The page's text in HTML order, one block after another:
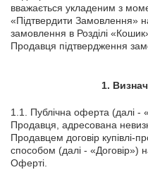
вважається укладеним з
«Підтвердити Замовлення»
замовлення в Розділі
Продавця підтвердження
1.
1.1. Публічна оферта (далі -
Продавця, адресована
Продавцем договір купівлі-
способом (далі - «Договір»)
Оферті.